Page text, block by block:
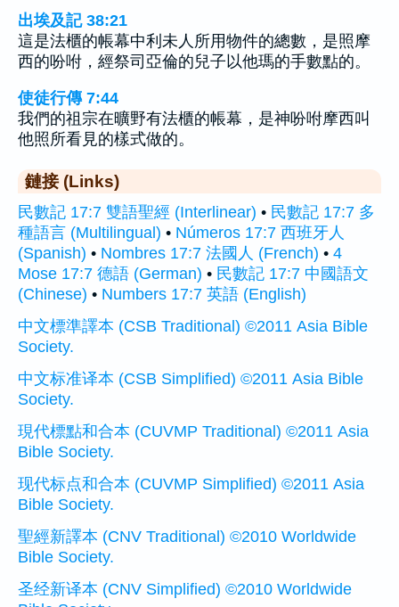
出埃及記 38:21
這是法櫃的帳幕中利未人所用物件的總數，是照摩
西的吩咐，經祭司亞倫的兒子以他瑪的手數點的。
使徒行傳 7:44
我們的祖宗在曠野有法櫃的帳幕，是神吩咐摩西叫
他照所看見的樣式做的。
鏈接 (Links)
民數記 17:7 雙語聖經 (Interlinear) • 民數記 17:7 多
種語言 (Multilingual) • Números 17:7 西班牙人
(Spanish) • Nombres 17:7 法國人 (French) • 4
Mose 17:7 德語 (German) • 民數記 17:7 中國語文
(Chinese) • Numbers 17:7 英語 (English)
中文標準譯本 (CSB Traditional) ©2011 Asia Bible
Society.
中文标准译本 (CSB Simplified) ©2011 Asia Bible
Society.
現代標點和合本 (CUVMP Traditional) ©2011 Asia
Bible Society.
现代标点和合本 (CUVMP Simplified) ©2011 Asia
Bible Society.
聖經新譯本 (CNV Traditional) ©2010 Worldwide
Bible Society.
圣经新译本 (CNV Simplified) ©2010 Worldwide